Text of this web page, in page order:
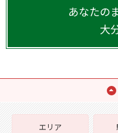
あなたの
大
エリア